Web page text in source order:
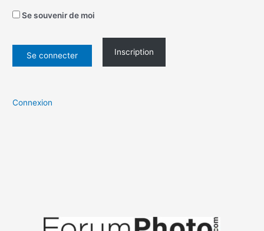
Se souvenir de moi
Inscription
Connexion